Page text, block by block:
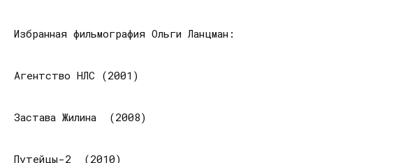
Избранная фильмография Ольги Ланцман:
Агентство НЛС (2001)
Застава Жилина (2008)
Путейцы-2 (2010)